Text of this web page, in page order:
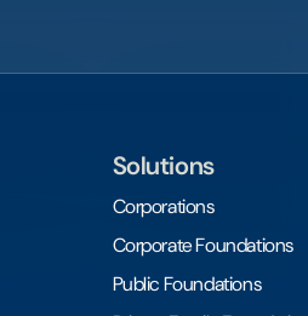
Solutions
Corporations
Corporate Foundations
Public Foundations